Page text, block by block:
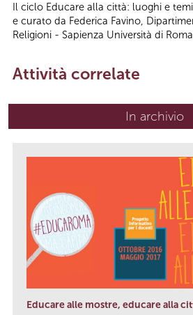
Il ciclo Educare alla città: luoghi e
e curato da Federica Favino,
Religioni - Sapienza Università di
Attività correlate
In archivio
Educare alle mostre, educare alla